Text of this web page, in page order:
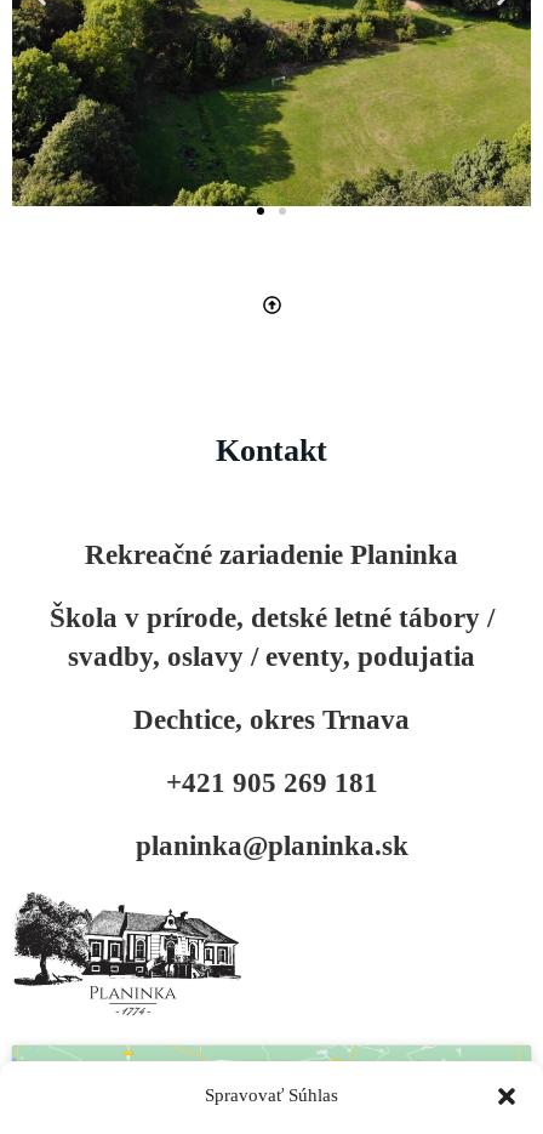
Spravovať Súhlas
Kontakt
Rekreačné zariadenie Planinka
Škola v prírode, detské letné tábory /
svadby, oslavy / eventy, podujatia
Dechtice, okres Trnava
+421 905 269 181
planinka@planinka.sk